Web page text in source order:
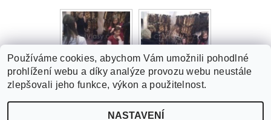
Používáme cookies, abychom Vám umožnili pohodlné
prohlížení webu a díky analýze provozu webu neustále
zlepšovali jeho funkce, výkon a použitelnost.
NASTAVENÍ